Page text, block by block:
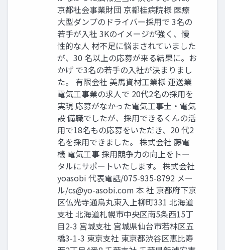
京都社会事業財団 京都桂病院様 医療
大型ダンプのドライバー採用で 3名の
若手が入社 3Kのイメージが強く、慢
性的な人 材不足に悩まされていました
が、30 名以上の応募が来る結果に。お
かげ で3名の若手の入社が決まりまし
た。 有限会社 美馬資材工業様 運送業
電気工事業の求人で 20代2名の採用を
実現 応募がなかった電気工事士・電気
設 備職でしたが、採用できるくんの活
用で18名もの応募をいただき、20 代2
名を採用できました。 株式会社 藤電
機 電気工事 採用競争力の向上をトー
タルにサポートいたします。 株式会社
yoasobi 代表電話/075-935-8792 メー
ル/cs@yo-asobi.com 本 社 京都府下京
区仏光寺通烏丸東入上柳町331 北海道
支社 北海道札幌市中央区南5条西15丁
目2-3 宮城支社 宮城県仙台市若林区五
橋3-1-3 東京支社 東京都渋谷区恵比寿